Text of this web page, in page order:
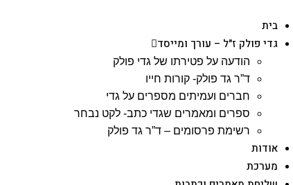
בית
גדי פולק ז"ל – עורך ומייסד
הודעה על פטירתו של גדי פולק
ד”ר גד פולק- קורות חייו
חברים ועמיתים מספרים על גדי
ספרים ומאמרים שגדי כתב- לקט נבחר
רשימת פרסומים – ד”ר גד פולק
אודות
מערכת